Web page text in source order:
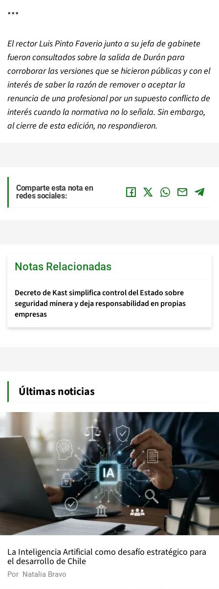
***
El rector Luis Pinto Faverio junto a su jefa de gabinete
fueron consultados sobre la salida de Durán para
corroborar las versiones que se hicieron públicas y con el
interés de saber la razón de remover o aceptar la
renuncia de una profesional por un supuesto conflicto de
interés cuando la normativa no lo señala. Sin embargo,
al cierre de esta edición, no respondieron.
Comparte esta nota en
redes sociales:
Notas Relacionadas
Decreto de Kast simplifica control del Estado sobre
seguridad minera y deja responsabilidad en propias
empresas
Últimas noticias
La Inteligencia Artificial como desafío estratégico para
el desarrollo de Chile
Por Natalia Bravo